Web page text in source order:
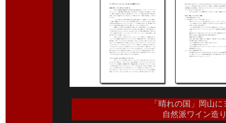
「晴れの国」岡山
自然派ワイン造